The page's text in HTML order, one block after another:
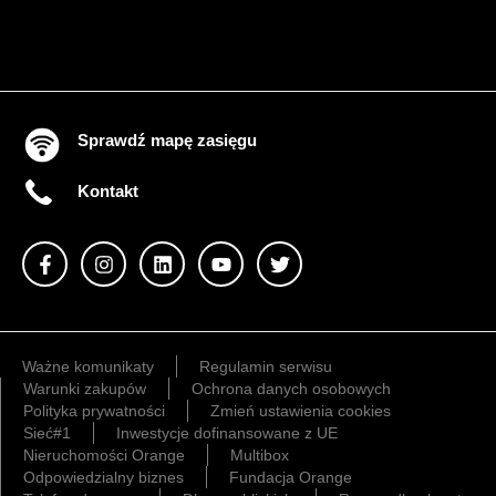
Sprawdź mapę zasięgu
Kontakt
Ważne komunikaty
Regulamin serwisu
Warunki zakupów
Ochrona danych osobowych
Polityka prywatności
Zmień ustawienia cookies
Sieć#1
Inwestycje dofinansowane z UE
Nieruchomości Orange
Multibox
Odpowiedzialny biznes
Fundacja Orange